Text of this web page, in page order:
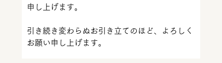
申し上げます。
引き続き変わらぬお引き立てのほど、よろしく
お願い申し上げます。